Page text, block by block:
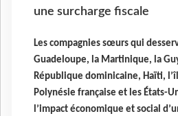
une surcharge fiscale
Les compagnies sœurs qui
Guadeloupe, la Martinique, la
République dominicaine, Haïti,
Polynésie française et les États-
l’impact économique et social